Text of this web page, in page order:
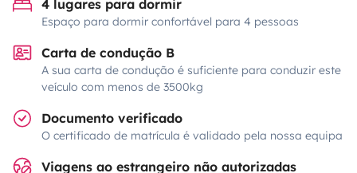
4 lugares para dormir
Espaço para dormir confortável para 4 pessoas
Carta de condução B
A sua carta de condução é suficiente para conduzir este
veículo com menos de 3500kg
Documento verificado
O certificado de matrícula é validado pela nossa equipa
Viagens ao estrangeiro não autorizadas